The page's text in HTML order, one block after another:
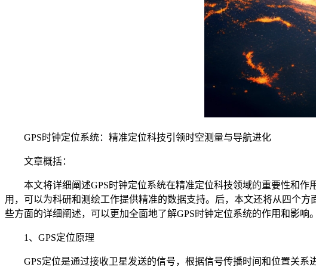
GPS时钟定位系统：精准定位科技引领时空测量与导航进化
文章概括：
本文将详细阐述GPS时钟定位系统在精准定位科技领域的重要性和作
用，可以为科研和测绘工作提供精准的数据支持。后，本文还将从四个
些方面的详细阐述，可以更加全面地了解GPS时钟定位系统的作用和影响。
1、GPS定位原理
GPS定位是通过接收卫星发送的信号，根据信号传播时间和位置关系